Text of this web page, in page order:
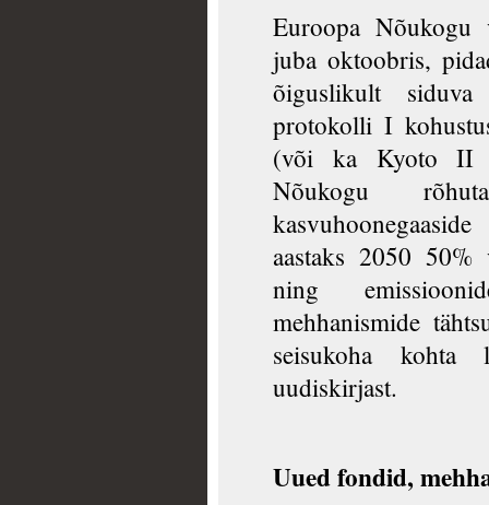
Euroopa Nõukogu
juba oktoobris,
õiguslikult
protokolli I
(või ka Kyoto II
Nõukogu
aastaks 2050 50%
ning
mehhanismide
seisukoha
uudiskirjast.
Uued fondid,